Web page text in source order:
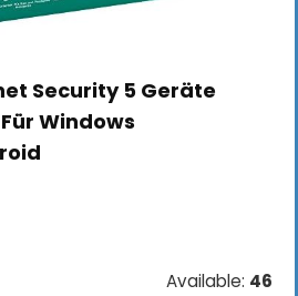
Security 5 Geräte
Windows
Available: 46